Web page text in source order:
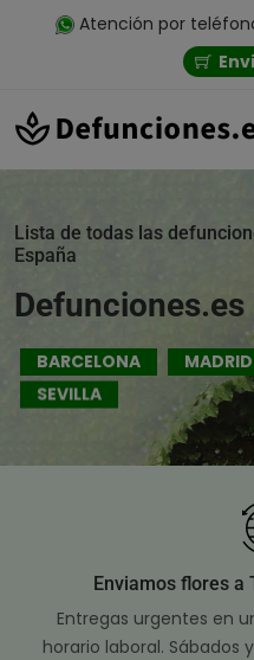
Atención por
Lista de todas las
España
Defunciones.es
BARCELONA MADRID
SEVILLA
Enviamos flores a
Entregas urgentes en
horario laboral. Sábados